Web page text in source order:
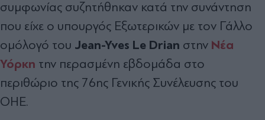
συμφωνίας συζητήθηκαν κατά την συνάντηση
που είχε ο υπουργός Εξωτερικών με τον Γάλλο
ομόλογό του Jean-Yves Le Drian στην Νέα
Υόρκη την περασμένη εβδομάδα στο
περιθώριο της 76ης Γενικής Συνέλευσης του
ΟΗΕ.